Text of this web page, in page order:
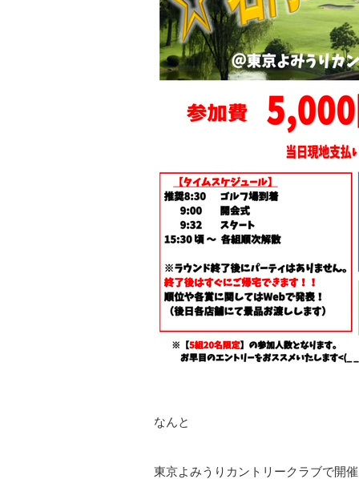
なんと
東京よみうりカントリークラブで開